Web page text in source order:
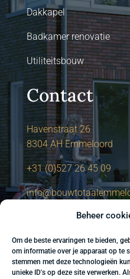
Beheer
Om de beste ervaringen te bieden,
om informatie over je apparaat op te
stemmen met deze technologieën
unieke ID's op deze site verwerken.
Dakkapel
Badkamer renovatie
Utiliteitsbouw
Contact
Havenstraat 26
8304 AH Emmeloord
+31 (0)527 26 45 09